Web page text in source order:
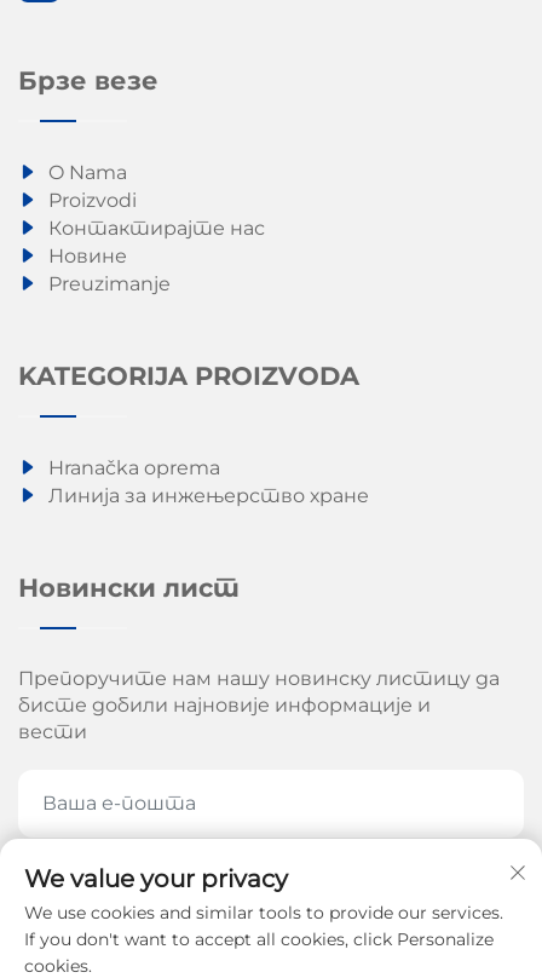
Брзе везе
O Nama
Proizvodi
Контактирајте нас
Новине
Preuzimanje
KATEGORIJA PROIZVODA
Hranačka oprema
Линија за инжењерство хране
Новински лист
Препоручите нам нашу новинску листицу да
бисте добили најновије информације и
вести
ПРЕПОРУЧИТЕ СЕ САДА
We value your privacy
We use cookies and similar tools to provide our services.
If you don't want to accept all cookies, click Personalize
cookies.